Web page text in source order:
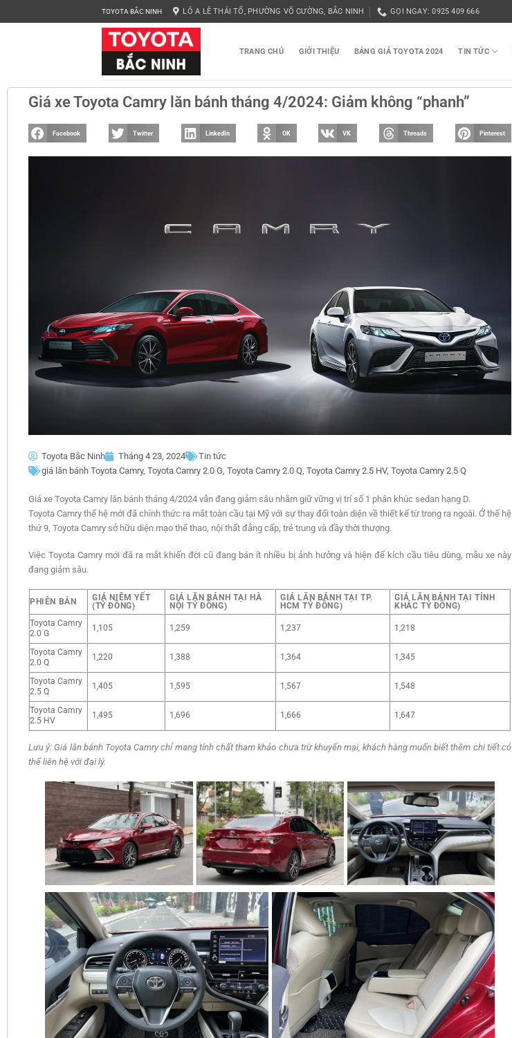
TOYOTA BẮC NINH LÔ A LÊ THÁI TỔ, PHƯỜNG VÕ CƯỜNG, BẮC NINH GỌI NGAY: 0925 409 666
TRANG CHỦ GIỚI THIỆU BẢNG GIÁ TOYOTA 2024 TIN TỨC
Giá xe Toyota Camry lăn bánh tháng 4/2024: Giảm không “phanh”
Facebook Twitter LinkedIn OK VK Threads Pinterest
Toyota Bắc Ninh Tháng 4 23, 2024
Tin tức
giá lăn bánh Toyota Camry, Toyota Camry 2.0 G, Toyota Camry 2.0 Q, Toyota Camry 2.5 HV, Toyota Camry 2.5 Q
Giá xe Toyota Camry lăn bánh tháng 4/2024 vẫn đang giảm sâu nhằm giữ vững vị trí số 1 phân khúc sedan hạng D.
Toyota Camry thế hệ mới đã chính thức ra mắt toàn cầu tại Mỹ với sự thay đổi toàn diện về thiết kế từ trong ra ngoài. Ở thế hệ
thứ 9, Toyota Camry sở hữu diện mạo thể thao, nội thất đẳng cấp, trẻ trung và đầy thời thượng.
Việc Toyota Camry mới đã ra mắt khiến đời cũ đang bán ít nhiều bị ảnh hưởng và hiện để kích cầu tiêu dùng, mẫu xe này
đang giảm sâu.
PHIÊN BẢN
GIÁ NIÊM YẾT
(TỶ ĐỒNG)
GIÁ LĂN BÁNH TẠI HÀ
NỘI TỶ ĐỒNG)
GIÁ LĂN BÁNH TẠI TP.
HCM TỶ ĐỒNG)
GIÁ LĂN BÁNH TẠI TỈNH
KHÁC TỶ ĐỒNG)
Toyota Camry
2.0 G
1,105 1,259 1,237 1,218
Toyota Camry
2.0 Q
1,220 1,388 1,364 1,345
Toyota Camry
2.5 Q
1,405 1,595 1,567 1,548
Toyota Camry
2.5 HV
1,495 1,696 1,666 1,647
Lưu ý: Giá lăn bánh Toyota Camry chỉ mang tính chất tham khảo chưa trừ khuyến mại, khách hàng muốn biết thêm chi tiết có
thể liên hệ với đại lý.